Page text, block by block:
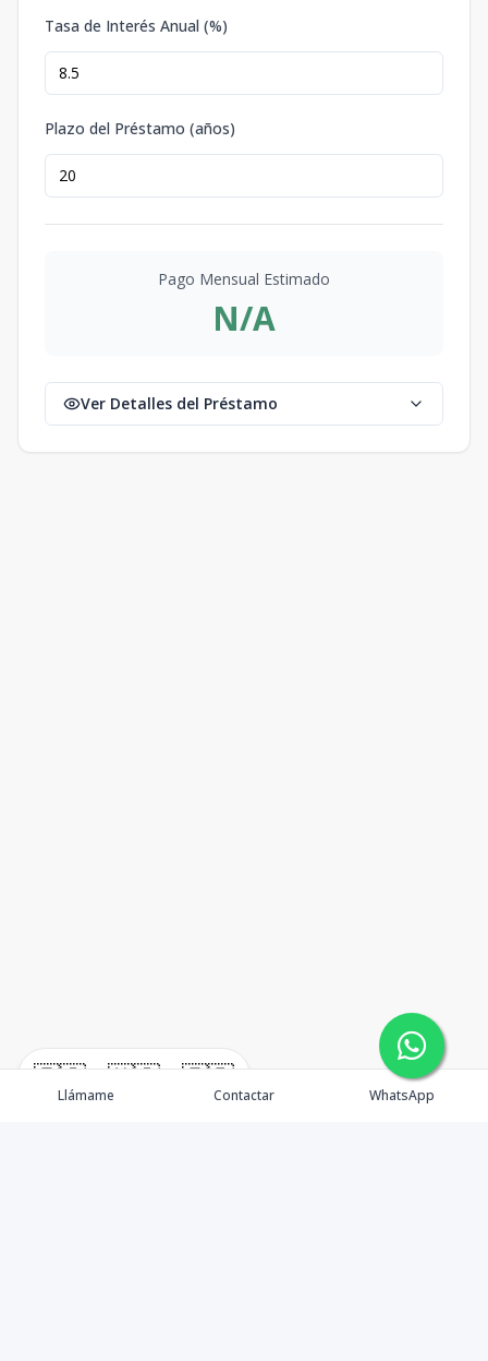
🇪🇸 🇺🇸 🇫🇷
Tasa de Interés Anual (%)
Plazo del Préstamo (años)
Pago Mensual Estimado
N/A
Ver Detalles del Préstamo
Llámame Contactar WhatsApp